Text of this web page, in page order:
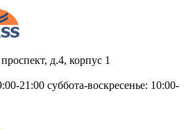
д.4, корпус 1
21:00 суббота-воскресенье: 10:00-